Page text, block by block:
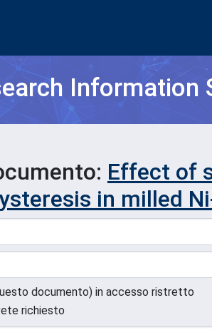
Information
Effect of
in milled
documento) in accesso ristretto
richiesto